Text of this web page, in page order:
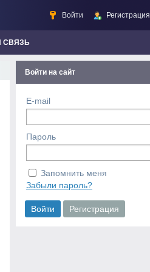
Войти Регистрация
СВЯЗЬ
Войти на сайт
E-mail
Пароль
Запомнить меня
Забыли пароль?